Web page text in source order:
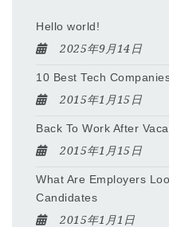
Hello world!
2025年9月14日
10 Best Tech
2015年1月15日
Back To Work After
2015年1月15日
What Are Employers
Candidates
2015年1月1日